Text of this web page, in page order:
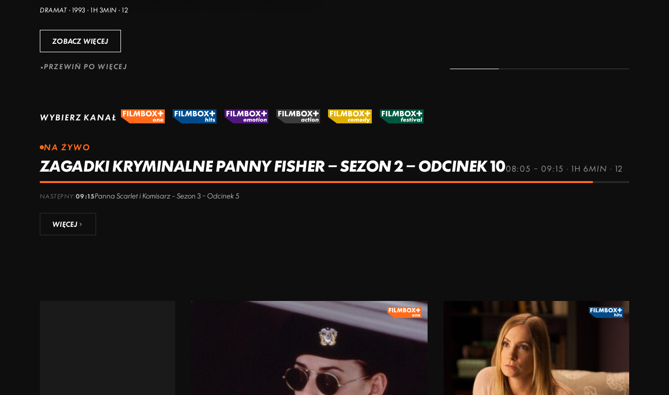
DRAMAT · 1993 · 1H 3MIN · 12
ZOBACZ WIĘCEJ
PRZEWIŃ PO WIĘCEJ
WYBIERZ KANAŁ
NA ŻYWO
ZAGADKI KRYMINALNE PANNY FISHER – SEZON 2 – ODCINEK 1008:05 – 09:15 ·1H 6MIN · 12
NASTĘPNY:09:15Panna Scarlet i Komisarz – Sezon 3 – Odcinek 5
WIĘCEJ